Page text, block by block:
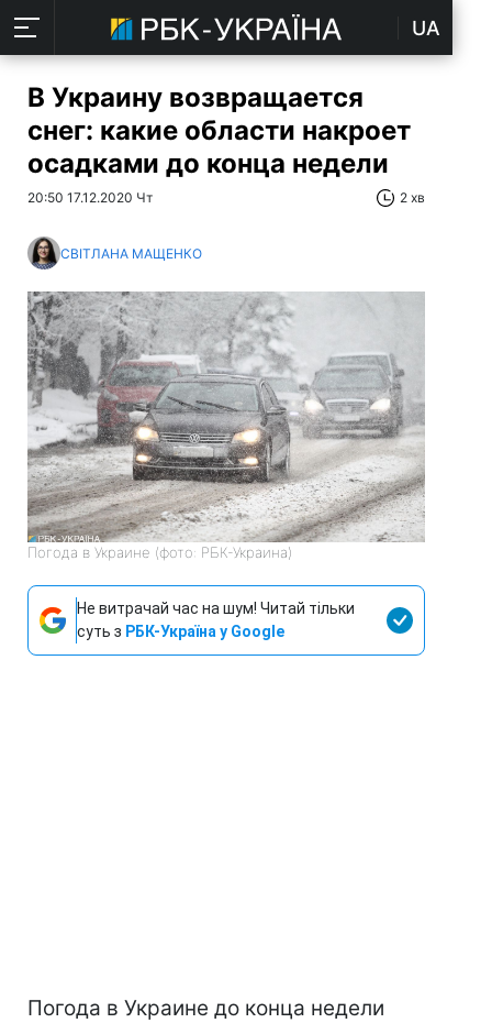
UA
В Украину возвращается
снег: какие области накроет
осадками до конца недели
20:50 17.12.2020 Чт 2 хв
СВІТЛАНА МАЩЕНКО
Погода в Украине (фото: РБК-Украина)
Не витрачай час на шум! Читай тільки
суть з РБК-Україна у Google
Погода в Украине до конца недели